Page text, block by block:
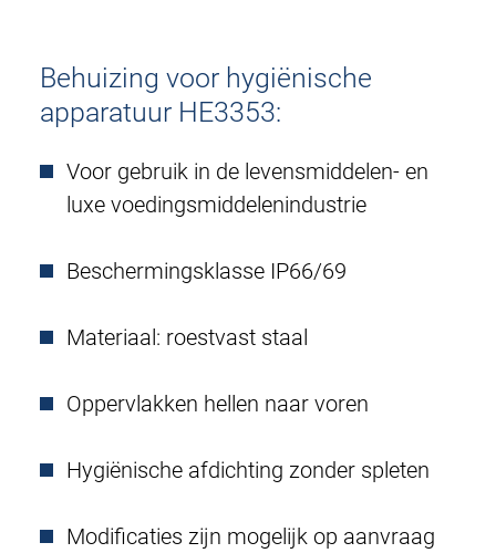
Behuizing voor hygiënische
apparatuur HE3353:
Voor gebruik in de levensmiddelen- en
luxe voedingsmiddelenindustrie
Beschermingsklasse IP66/69
Materiaal: roestvast staal
Oppervlakken hellen naar voren
Hygiënische afdichting zonder spleten
Modificaties zijn mogelijk op aanvraag